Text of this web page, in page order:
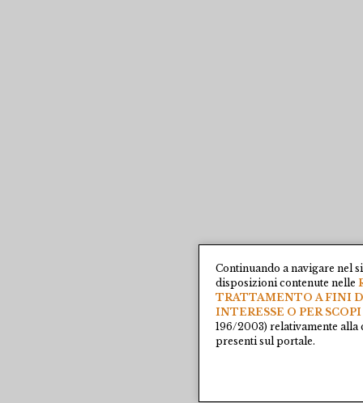
Continuando a navigare nel
disposizioni contenute nelle
TRATTAMENTO A FINI
INTERESSE O PER
196/2003) relativamente
presenti sul portale.